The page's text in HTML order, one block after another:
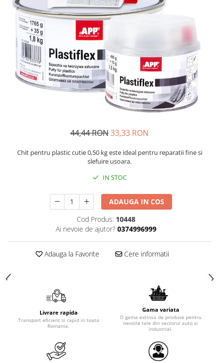
Protectie piele
Protectie vizuala
Vopsire
Sisteme si pahare PPS
Pahare de amestec
Curatare
Tinichigerie
44,44 RON33,33 RON
Chit pentru plastic cutie 0,50 kg este ideal pentru reparatii fine si
slefuire usoara.
IN STOC
ADAUGA IN COS
Cod Produs: 10448
Ai nevoie de ajutor? 0374996999
Adauga la Favorite Cere informatii
Livrare rapida
Transport eficient si rapid in toata
Romania.
Gama variata
O gama extinsa de produse pentru
nevoile tale din sectorul auto si
industrial.